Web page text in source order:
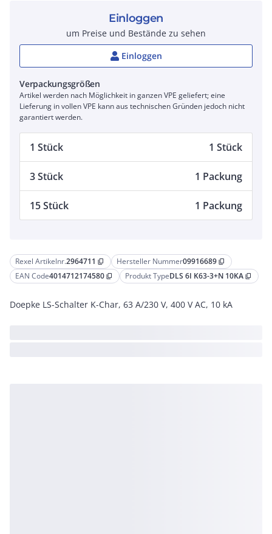
Rexel Artikelnr.2964711 content_copy Hersteller Nummer09916689 content_copy
EAN Code4014712174580 content_copy Produkt TypeDLS 6I K63-3+N 10KA content_copy
Doepke LS-Schalter K-Char, 63 A/230 V, 400 V AC, 10 kA
Einloggen
um Preise und Bestände zu sehen
Einloggen
Verpackungsgrößen
Artikel werden nach Möglichkeit in ganzen VPE geliefert; eine
Lieferung in vollen VPE kann aus technischen Gründen jedoch nicht
garantiert werden.
1 Stück 1 Stück
3 Stück 1 Packung
15 Stück 1 Packung